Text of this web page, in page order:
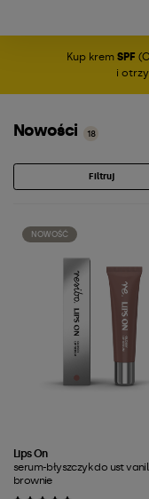
Kup kremSPF
i
Nowości 18
Filtruj
NOWOŚĆ
Lips On
serum-błyszczyk do ust
brownie